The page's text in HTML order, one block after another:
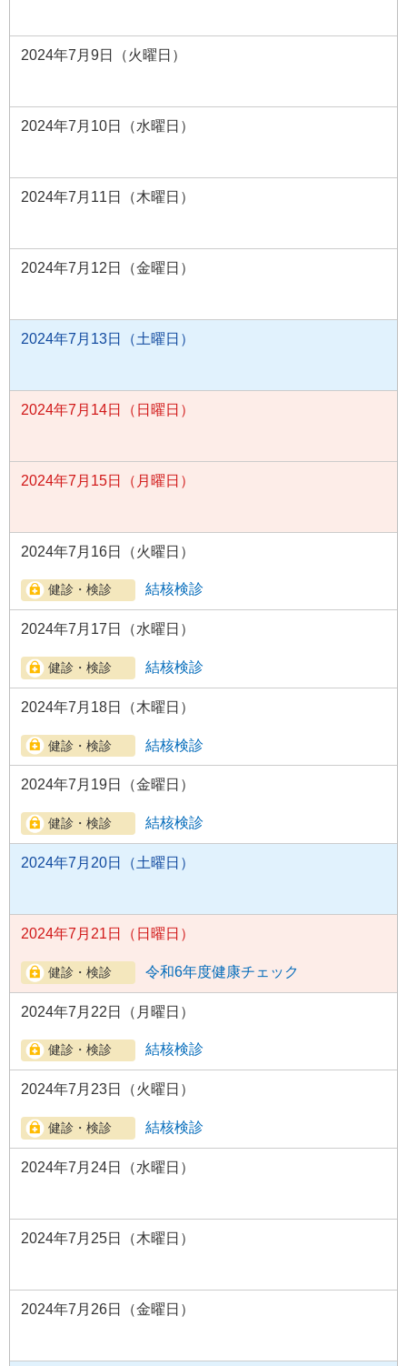
2024年7月9日（火曜日）
2024年7月10日（水曜日）
2024年7月11日（木曜日）
2024年7月12日（金曜日）
2024年7月13日（土曜日）
2024年7月14日（日曜日）
2024年7月15日（月曜日）
2024年7月16日（火曜日）
結核検診
2024年7月17日（水曜日）
結核検診
2024年7月18日（木曜日）
結核検診
2024年7月19日（金曜日）
結核検診
2024年7月20日（土曜日）
2024年7月21日（日曜日）
令和6年度健康チェック
2024年7月22日（月曜日）
結核検診
2024年7月23日（火曜日）
結核検診
2024年7月24日（水曜日）
2024年7月25日（木曜日）
2024年7月26日（金曜日）